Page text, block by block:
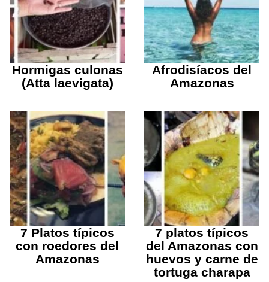
Hormigas culonas
(Atta laevigata)
Afrodisíacos del
Amazonas
7 Platos típicos
con roedores del
Amazonas
7 platos típicos
del Amazonas con
huevos y carne de
tortuga charapa